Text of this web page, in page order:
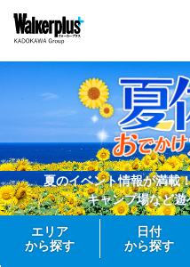
夏のイベント情報が満載
キャンプ場など
エリア
から探す
日付
から探す